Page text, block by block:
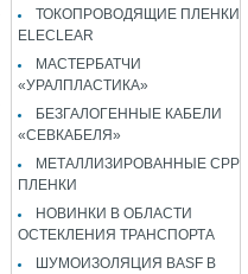
ТОКОПРОВОДЯЩИЕ ПЛЕНКИ
ELECLEAR
МАСТЕРБАТЧИ
«УРАЛПЛАСТИКА»
БЕЗГАЛОГЕННЫЕ КАБЕЛИ
«СЕВКАБЕЛЯ»
МЕТАЛЛИЗИРОВАННЫЕ CPP
ПЛЕНКИ
НОВИНКИ В ОБЛАСТИ
ОСТЕКЛЕНИЯ ТРАНСПОРТА
ШУМОИЗОЛЯЦИЯ BASF В